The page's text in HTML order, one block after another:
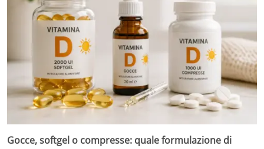
Gocce, softgel o compresse: quale formulazione di